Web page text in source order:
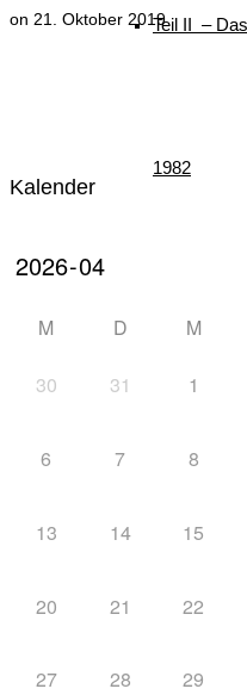
Teil II –
1982
von 1982 –
Teil IV –
on 21. Oktober 2019
Kalender
M D M
30 31 1
6 7 8
13 14 15
20 21 22
27 28 29